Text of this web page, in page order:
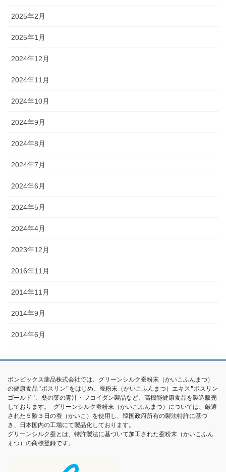
2025年2月
2025年1月
2024年12月
2024年11月
2024年10月
2024年9月
2024年8月
2024年7月
2024年6月
2024年5月
2024年4月
2023年12月
2016年11月
2014年11月
2014年9月
2014年6月
ボンビックス薬品株式会社では、グリーンシルク蚕粉末（かいこふんまつ）
の健康食品"ボスリン"をはじめ、蚕粉末（かいこふんまつ）エキス"ボスリン
ゴールド"、桑の葉の青汁・フコイダン製品など、高機能健康食品を製造販売
しております。 グリーンシルク蚕粉末（かいこふんまつ）については、厳選
された５齢３日の蚕（かいこ）を使用し、韓国政府所有の製法特許に基づ
き、日本国内の工場にて製品化しております。
グリーンシルク蚕とは、特許製法に基づいて加工された蚕粉末（かいこふん
まつ）の商標登録です。